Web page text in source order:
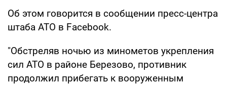
Об этом говорится в сообщении пресс-центра
штаба АТО в Facebook.
"Обстреляв ночью из минометов укрепления
сил АТО в районе Березово, противник
продолжил прибегать к вооруженным